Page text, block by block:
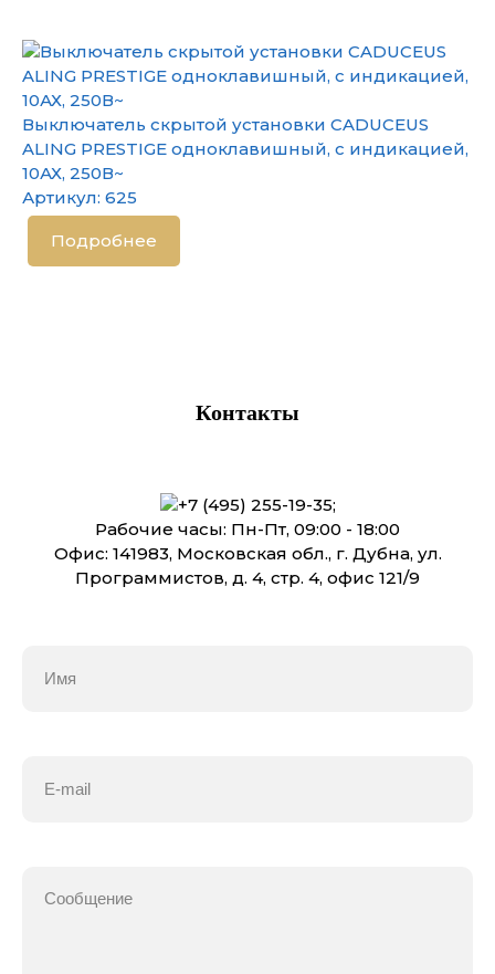
Выключатель скрытой установки CADUCEUS
ALING PRESTIGE одноклавишный, с индикацией,
10АХ, 250В~
Артикул: 625
Подробнее
Контакты
+7 (495) 255-19-35;
Рабочие часы: Пн-Пт, 09:00 - 18:00
Офис: 141983, Московская обл., г. Дубна, ул.
Программистов, д. 4, стр. 4, офис 121/9